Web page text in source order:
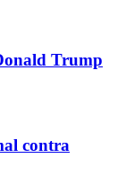
Trump
contra